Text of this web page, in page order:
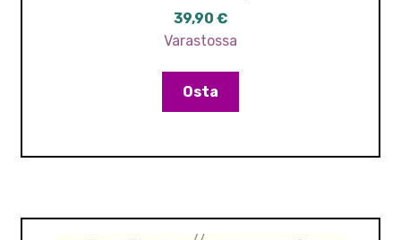
39,90 €
Varastossa
Osta